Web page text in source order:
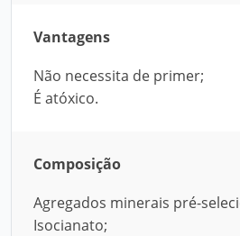
Vantagens
Não necessita de primer;
É atóxico.
Composição
Agregados minerais pré-
Isocianato;